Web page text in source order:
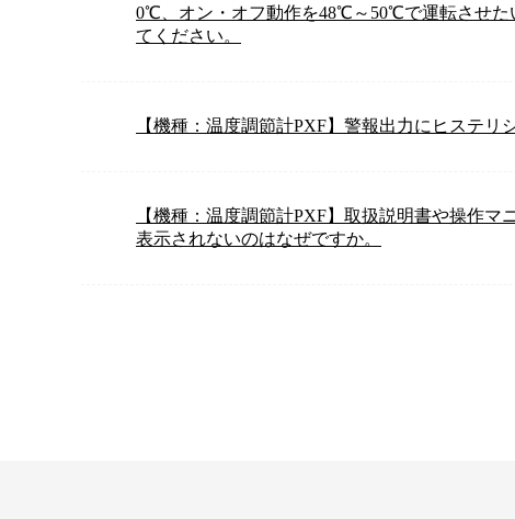
0℃、オン・オフ動作を48℃～50℃で運転させた
てください。
【機種：温度調節計PXF】警報出力にヒステリ
【機種：温度調節計PXF】取扱説明書や操作
表示されないのはなぜですか。